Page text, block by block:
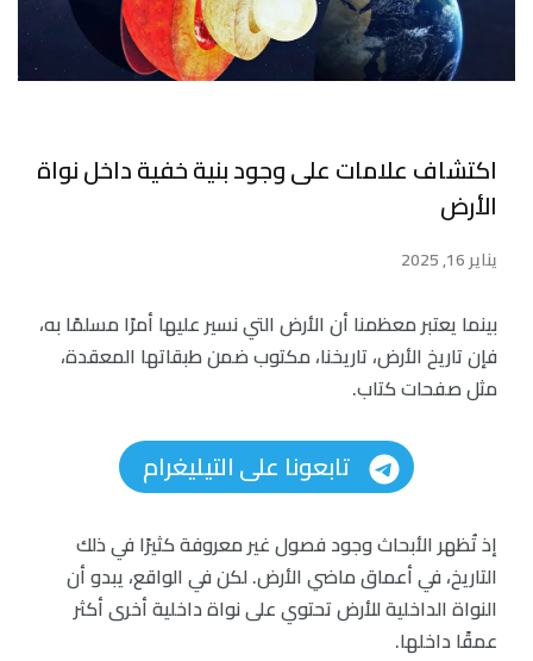
اكتشاف علامات على وجود بنية خفية داخل نواة
الأرض
يناير 16, 2025
بينما يعتبر معظمنا أن الأرض التي نسير عليها أمرًا مسلمًا به،
فإن تاريخ الأرض، تاريخنا، مكتوب ضمن طبقاتها المعقدة،
مثل صفحات كتاب.
تابعونا على التيليغرام
إذ تُظهر الأبحاث وجود فصول غير معروفة كثيرًا في ذلك
التاريخ، في أعماق ماضي الأرض. لكن في الواقع، يبدو أن
النواة الداخلية للأرض تحتوي على نواة داخلية أخرى أكثر
عمقًا داخلها.